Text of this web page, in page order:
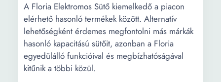
A Floria Elektromos Sütő kiemelkedő a piacon
elérhető hasonló termékek között. Alternatív
lehetőségként érdemes megfontolni más márkák
hasonló kapacitású sütőit, azonban a Floria
egyedülálló funkcióival és megbízhatóságával
kitűnik a többi közül.